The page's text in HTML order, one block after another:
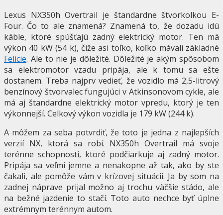
Lexus NX350h Overtrail je štandardne štvorkolkou E-
Four. Čo to ale znamená? Znamená to, že dozadu idú
káble, ktoré spúšťajú zadný elektrický motor. Ten má
výkon 40 kW (54 k), čiže asi toľko, koľko mávali základné
Felicie. Ale to nie je dôležité. Dôležité je akým spôsobom
sa elektromotor vzadu pripája, ale k tomu sa ešte
dostanem. Treba najprv vedieť, že vozidlo má 2,5-litrový
benzínový štvorvalec fungujúci v Atkinsonovom cykle, ale
má aj štandardne elektrický motor vpredu, ktorý je ten
výkonnejší. Celkový výkon vozidla je 179 kW (244 k).
A môžem za seba potvrdiť, že toto je jedna z najlepších
verzií NX, ktorá sa robí. NX350h Overtrail má svoje
terénne schopnosti, ktoré podčiarkuje aj zadný motor.
Pripája sa veľmi jemne a nenakopne až tak, ako by ste
čakali, ale pomôže vám v krízovej situácii. Ja by som na
zadnej náprave prijal možno aj trochu väčšie stádo, ale
na bežné jazdenie to stačí. Toto auto nechce byť úplne
extrémnym terénnym autom.